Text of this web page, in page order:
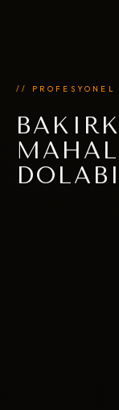
// PROFESYONEL